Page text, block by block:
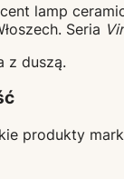
lamp
Seria
z duszą.
produkty